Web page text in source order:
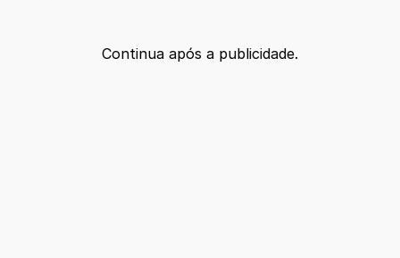
Continua após a publicidade.